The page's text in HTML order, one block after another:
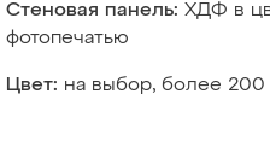
Стеновая панель: ХДФ в
фотопечатью
Цвет: на выбор, более 200